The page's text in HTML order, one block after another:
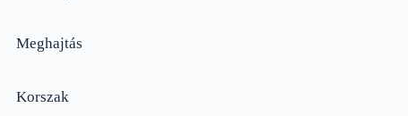
Meghajtás
Korszak